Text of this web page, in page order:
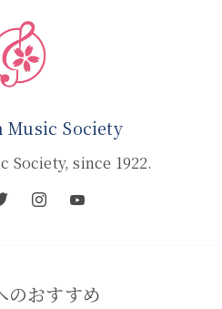
Music Society
Society, since 1922.
のおすすめ